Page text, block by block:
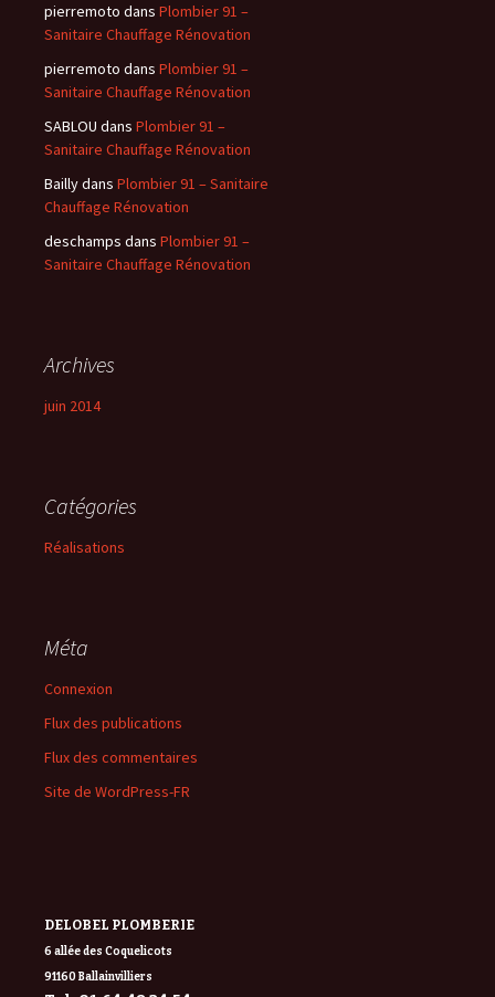
pierremoto dans Plombier 91 –
Sanitaire Chauffage Rénovation
pierremoto dans Plombier 91 –
Sanitaire Chauffage Rénovation
SABLOU dans Plombier 91 –
Sanitaire Chauffage Rénovation
Baillydans Plombier 91 – Sanitaire
Chauffage Rénovation
deschamps dans Plombier 91 –
Sanitaire Chauffage Rénovation
Archives
juin 2014
Catégories
Réalisations
Méta
Connexion
Flux des publications
Flux des commentaires
Site de WordPress-FR
DELOBEL PLOMBERIE
6 allée des Coquelicots
91160 Ballainvilliers